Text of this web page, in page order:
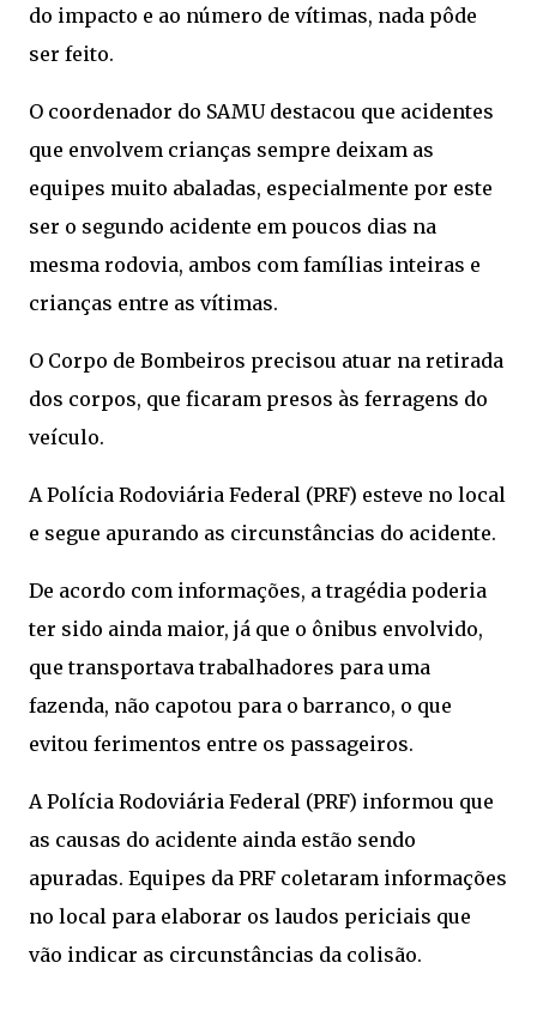
do impacto e ao número de vítimas, nada pôde
ser feito.
O coordenador do SAMU destacou que acidentes
que envolvem crianças sempre deixam as
equipes muito abaladas, especialmente por este
ser o segundo acidente em poucos dias na
mesma rodovia, ambos com famílias inteiras e
crianças entre as vítimas.
O Corpo de Bombeiros precisou atuar na retirada
dos corpos, que ficaram presos às ferragens do
veículo.
A Polícia Rodoviária Federal (PRF) esteve no local
e segue apurando as circunstâncias do acidente.
De acordo com informações, a tragédia poderia
ter sido ainda maior, já que o ônibus envolvido,
que transportava trabalhadores para uma
fazenda, não capotou para o barranco, o que
evitou ferimentos entre os passageiros.
A Polícia Rodoviária Federal (PRF) informou que
as causas do acidente ainda estão sendo
apuradas. Equipes da PRF coletaram informações
no local para elaborar os laudos periciais que
vão indicar as circunstâncias da colisão.